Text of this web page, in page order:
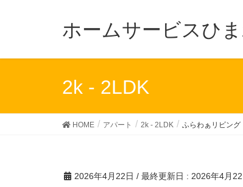
ホームサービスひま
2k - 2LDK
HOME アパート 2k - 2LDK ふらわぁリビン
2026年4月22日 / 最終更新日 : 2026年4月22